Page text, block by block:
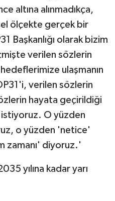
altına alınmadıkça,
ölçekte gerçek bir
Başkanlığı olarak bizim
verilen sözlerin
ulaşmanın
verilen sözlerin
hayata geçirildiği
O yüzden
o yüzden 'netice'
zamanı' diyoruz.'
yılına kadar yarı